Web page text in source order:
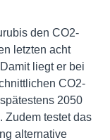
den CO2-
letzten acht
liegt er bei
CO2-
2050
Zudem testet das
alternative